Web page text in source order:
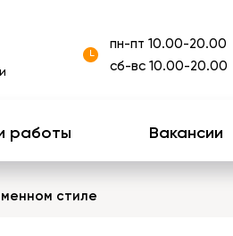
пн-пт 10.00-20.00
сб-вс 10.00-20.00
работы Вакансии
стиле